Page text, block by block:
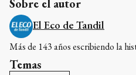
Sobre el autor
El Eco de Tandil
Más de 143 años escribiendo la
Temas